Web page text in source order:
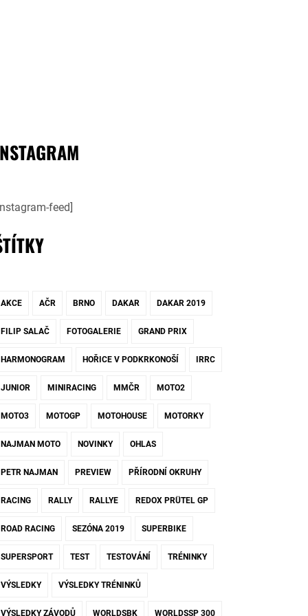
feed]
AKCE AČR BRNO DAKAR DAKAR 2019
FILIP SALAČ FOTOGALERIE GRAND PRIX
HARMONOGRAM HOŘICE V PODKRKONOŠÍ IRRC
JUNIOR MINIRACING MMČR MOTO2
MOTO3 MOTOGP MOTOHOUSE MOTORKY
NAJMAN MOTO NOVINKY OHLAS
PETR NAJMAN PREVIEW PŘÍRODNÍ OKRUHY
RACING RALLY RALLYE REDOX PRÜTEL GP
ROAD RACING SEZÓNA 2019 SUPERBIKE
SUPERSPORT TEST TESTOVÁNÍ TRÉNINKY
VÝSLEDKY VÝSLEDKY TRÉNINKŮ
VÝSLEDKY ZÁVODŮ WORLDSBK WORLDSSP 300